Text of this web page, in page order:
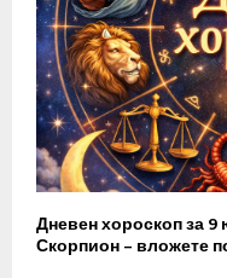
Дневен хороскоп за
Скорпион – вложете